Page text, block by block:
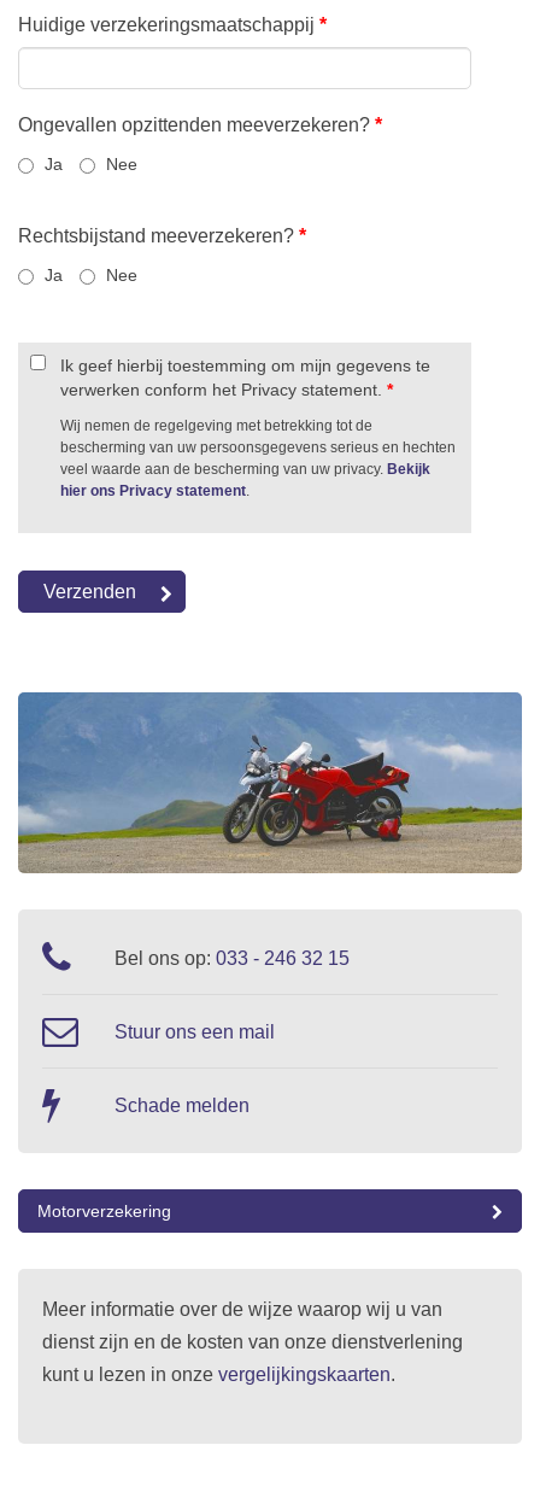
Huidige verzekeringsmaatschappij *
Ongevallen opzittenden meeverzekeren? *
Ja Nee
Rechtsbijstand meeverzekeren? *
Ja Nee
Ik geef hierbij toestemming om mijn gegevens te
verwerken conform het Privacy statement. *
Wij nemen de regelgeving met betrekking tot de
bescherming van uw persoonsgegevens serieus en hechten
veel waarde aan de bescherming van uw privacy. Bekijk
hier ons Privacy statement.
Bel ons op: 033 - 246 32 15
Stuur ons een mail
Schade melden
Motorverzekering
Meer informatie over de wijze waarop wij u van
dienst zijn en de kosten van onze dienstverlening
kunt u lezen in onze vergelijkingskaarten.